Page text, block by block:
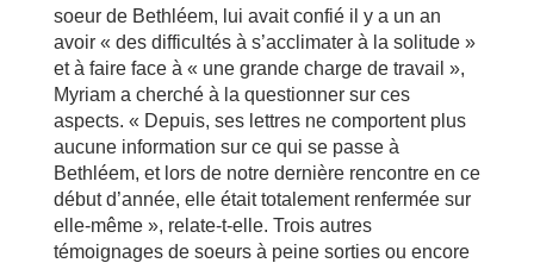
soeur de Bethléem, lui avait confié il y a un an
avoir « des difficultés à s’acclimater à la solitude »
et à faire face à « une grande charge de travail »,
Myriam a cherché à la questionner sur ces
aspects. « Depuis, ses lettres ne comportent plus
aucune information sur ce qui se passe à
Bethléem, et lors de notre dernière rencontre en ce
début d’année, elle était totalement renfermée sur
elle-même », relate-t-elle. Trois autres
témoignages de soeurs à peine sorties ou encore